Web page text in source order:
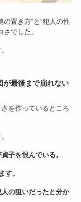
置き方”と“犯人の性
でした。
が最後まで崩れない
を作っているところ
子を恨んでいる。
す。
の狙いだったと分か